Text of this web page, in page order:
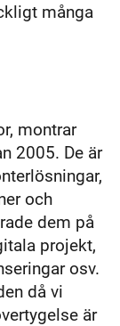
många
montrar
2005. De är
och
dem på
projekt,
osv.
då vi
är